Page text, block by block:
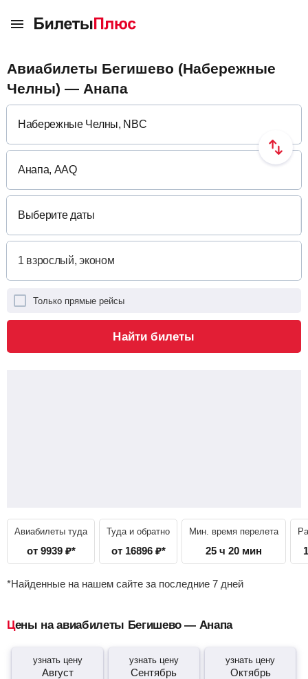
Авиабилеты Бегишево (Набережные
Челны) — Анапа
Выберите даты
Только прямые рейсы
Найти билеты
Авиабилеты туда
от 9939 ₽*
Туда и обратно
от 16896 ₽*
Мин. время перелета
25 ч 20 мин
*Найденные на нашем сайте за последние 7 дней
Цены на авиабилеты Бегишево — Анапа
узнать цену
Август
узнать цену
Сентябрь
узнать цену
Октябрь